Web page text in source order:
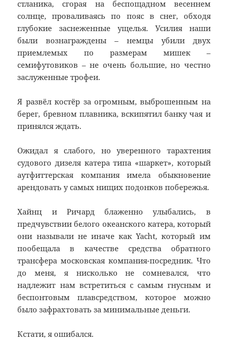
стланика, сгорая на беспощадном весеннем
солнце, проваливаясь по пояс в снег, обходя
глубокие заснеженные ущелья. Усилия наши
были вознаграждены – немцы убили двух
приемлемых по размерам мишек –
семифутовиков – не очень большие, но честно
заслуженные трофеи.
Я развёл костёр за огромным, выброшенным на
берег, бревном плавника, вскипятил банку чая и
принялся ждать.
Ожидал я слабого, но уверенного тарахтения
судового дизеля катера типа «шаркет», который
аутфиттерская компания имела обыкновение
арендовать у самых нищих подонков побережья.
Хайнц и Ричард блаженно улыбались, в
предчувствии белого океанского катера, который
они называли не иначе как Yacht, который им
пообещала в качестве средства обратного
трансфера московская компания-посредник. Что
до меня, я нисколько не сомневался, что
надлежит нам встретиться с самым гнусным и
беспонтовым плавсредством, которое можно
было зафрахтовать за минимальные деньги.
Кстати, я ошибался.